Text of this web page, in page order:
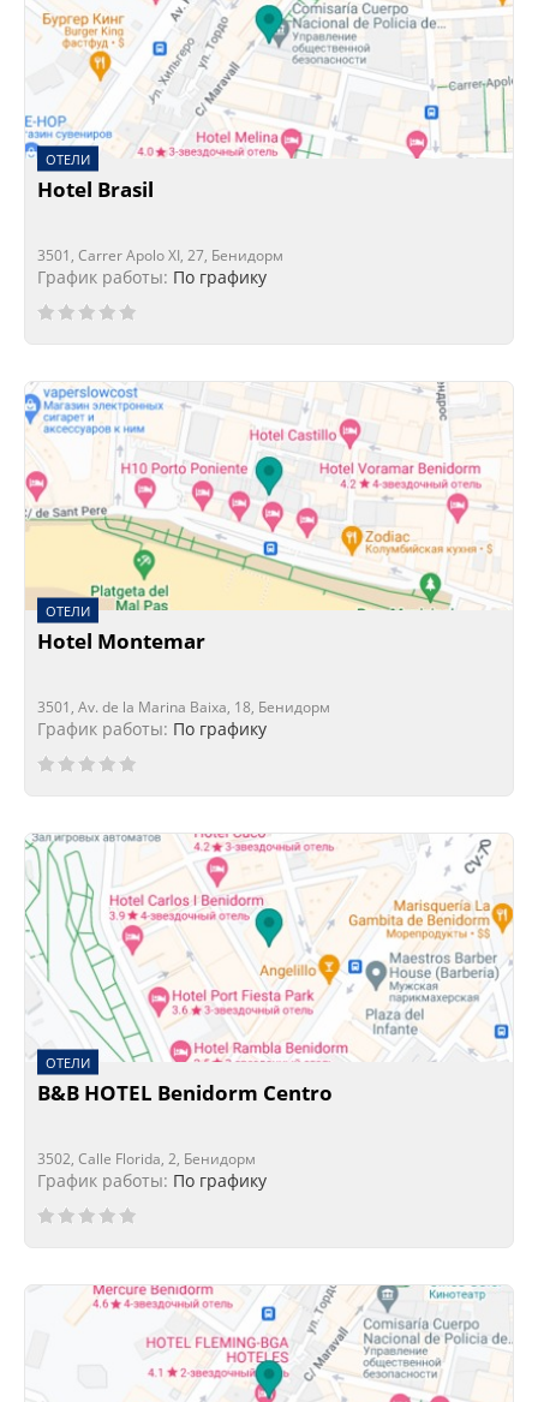
ОТЕЛИ
Hotel Brasil
3501, Carrer Apolo XI, 27, Бенидорм
График работы: По графику
ОТЕЛИ
Hotel Montemar
3501, Av. de la Marina Baixa, 18, Бенидорм
График работы: По графику
ОТЕЛИ
B&B HOTEL Benidorm Centro
3502, Calle Florida, 2, Бенидорм
График работы: По графику